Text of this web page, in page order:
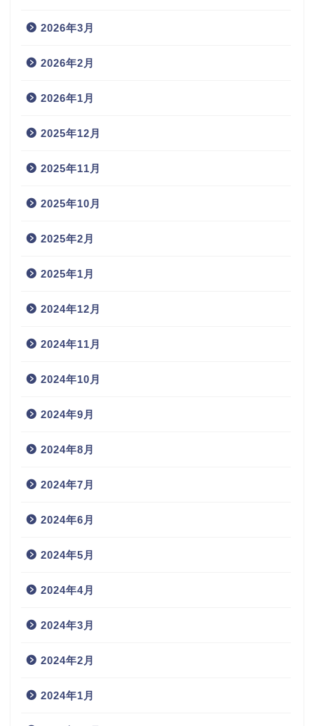
2026年3月
2026年2月
2026年1月
2025年12月
2025年11月
2025年10月
2025年2月
2025年1月
2024年12月
2024年11月
2024年10月
2024年9月
2024年8月
2024年7月
2024年6月
2024年5月
2024年4月
2024年3月
2024年2月
2024年1月